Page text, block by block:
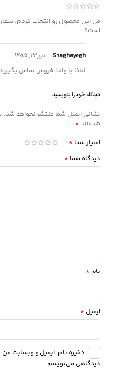
من این محصول رو انتخاب کردم.
است؟
Shaghayegh
– تیر 22, 1405
لطفا با واحد فروش تماس بگیرید.
دیدگاه خود را بنویسید
نشانی ایمیل شما منتشر نخواهد شد.
شده‌اند *
امتیاز شما *
دیدگاه شما *
نام *
ایمیل *
ذخیره نام، ایمیل و وبسایت من
دیدگاهی می‌نویسم.